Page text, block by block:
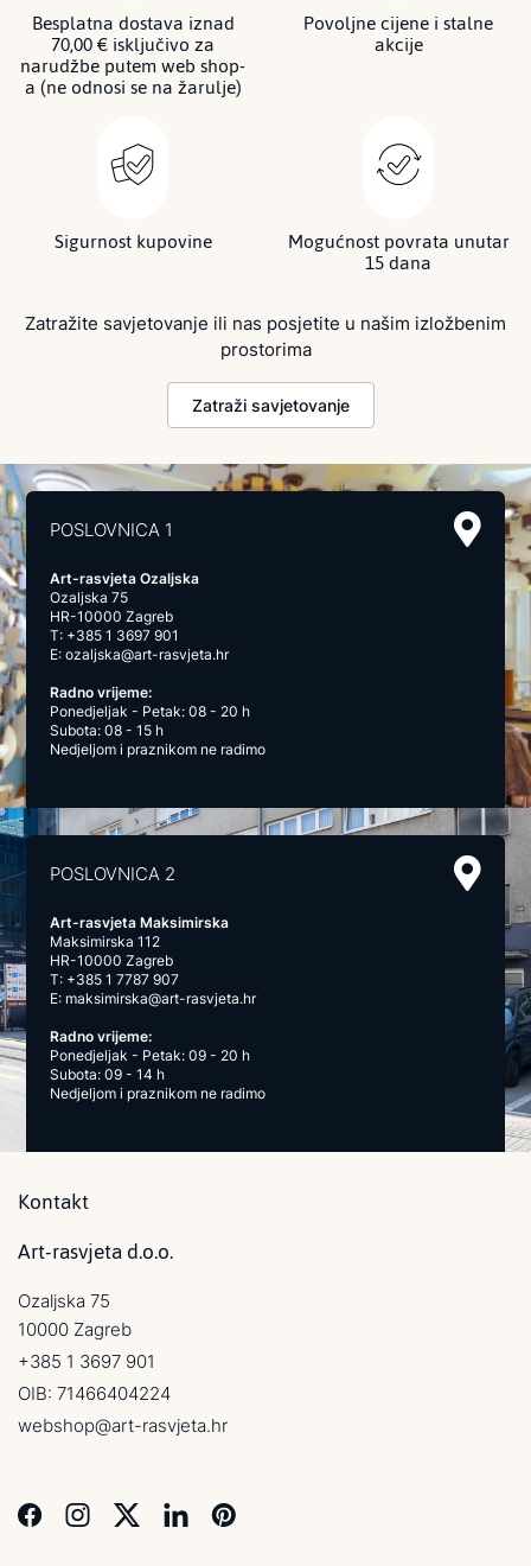
Besplatna dostava iznad
70,00 € isključivo za
narudžbe putem web shop-
a (ne odnosi se na žarulje)
Povoljne cijene i stalne
akcije
Sigurnost kupovine Mogućnost povrata unutar
15 dana
Zatražite savjetovanje ili nas posjetite u našim izložbenim
prostorima
Zatraži savjetovanje
POSLOVNICA 1
Art-rasvjeta Ozaljska
Ozaljska 75
HR-10000 Zagreb
T: +385 1 3697 901
E:ozaljska@art-rasvjeta.hr
Radno vrijeme:
Ponedjeljak - Petak: 08 - 20 h
Subota: 08 - 15 h
Nedjeljom i praznikom ne radimo
POSLOVNICA 2
Art-rasvjeta Maksimirska
Maksimirska 112
HR-10000 Zagreb
T: +385 1 7787 907
E: maksimirska@art-rasvjeta.hr
Radno vrijeme:
Ponedjeljak - Petak: 09 - 20 h
Subota: 09 - 14 h
Nedjeljom i praznikom ne radimo
Kontakt
Art-rasvjeta d.o.o.
Ozaljska 75
10000 Zagreb
+385 1 3697 901
OIB: 71466404224
webshop@art-rasvjeta.hr